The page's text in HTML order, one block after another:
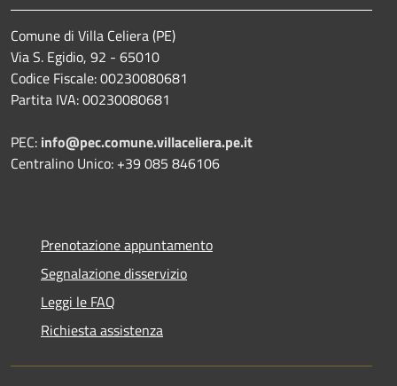
Comune di Villa Celiera (PE)
Via S. Egidio, 92 - 65010
Codice Fiscale: 00230080681
Partita IVA: 00230080681
PEC: info@pec.comune.villaceliera.pe.it
Centralino Unico: +39 085 846106
Prenotazione appuntamento
Segnalazione disservizio
Leggi le FAQ
Richiesta assistenza